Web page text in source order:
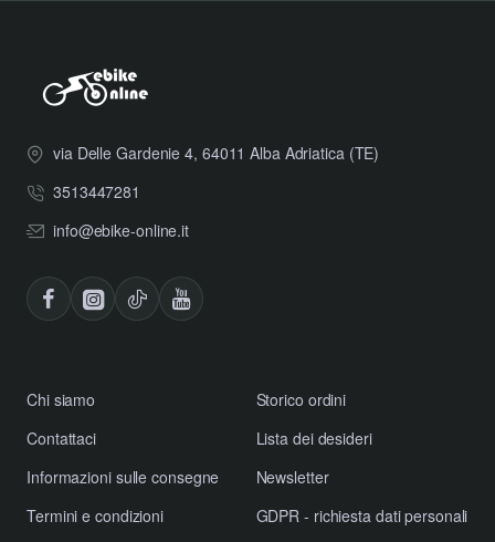
via Delle Gardenie 4, 64011 Alba Adriatica (TE)
3513447281
info@ebike-online.it
Chi siamo
Contattaci
Informazioni sulle consegne
Termini e condizioni
Storico ordini
Lista dei desideri
Newsletter
GDPR - richiesta dati personali